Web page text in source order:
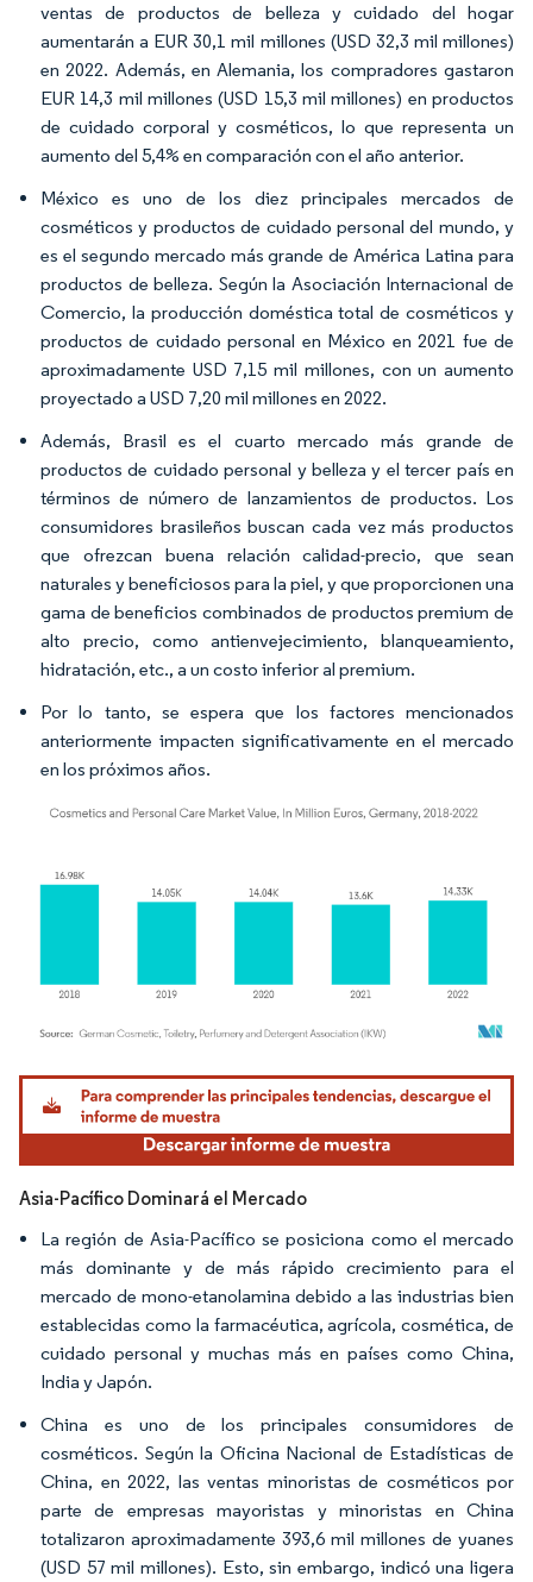
ventas de productos de belleza y cuidado del hogar
aumentarán a EUR 30,1 mil millones (USD 32,3 mil millones)
en 2022. Además, en Alemania, los compradores gastaron
EUR 14,3 mil millones (USD 15,3 mil millones) en productos
de cuidado corporal y cosméticos, lo que representa un
aumento del 5,4% en comparación con el año anterior.
México es uno de los diez principales mercados de
cosméticos y productos de cuidado personal del mundo, y
es el segundo mercado más grande de América Latina para
productos de belleza. Según la Asociación Internacional de
Comercio, la producción doméstica total de cosméticos y
productos de cuidado personal en México en 2021 fue de
aproximadamente USD 7,15 mil millones, con un aumento
proyectado a USD 7,20 mil millones en 2022.
Además, Brasil es el cuarto mercado más grande de
productos de cuidado personal y belleza y el tercer país en
términos de número de lanzamientos de productos. Los
consumidores brasileños buscan cada vez más productos
que ofrezcan buena relación calidad-precio, que sean
naturales y beneficiosos para la piel, y que proporcionen una
gama de beneficios combinados de productos premium de
alto precio, como antienvejecimiento, blanqueamiento,
hidratación, etc., a un costo inferior al premium.
Por lo tanto, se espera que los factores mencionados
anteriormente impacten significativamente en el mercado
en los próximos años.
Imagen © Mordor Intelligence. El uso requiere atribución según CC BY 4.0.
Asia-Pacífico Dominará el Mercado
La región de Asia-Pacífico se posiciona como el mercado
más dominante y de más rápido crecimiento para el
mercado de mono-etanolamina debido a las industrias bien
establecidas como la farmacéutica, agrícola, cosmética, de
cuidado personal y muchas más en países como China,
India y Japón.
China es uno de los principales consumidores de
cosméticos. Según la Oficina Nacional de Estadísticas de
China, en 2022, las ventas minoristas de cosméticos por
parte de empresas mayoristas y minoristas en China
totalizaron aproximadamente 393,6 mil millones de yuanes
(USD 57 mil millones). Esto, sin embargo, indicó una ligera